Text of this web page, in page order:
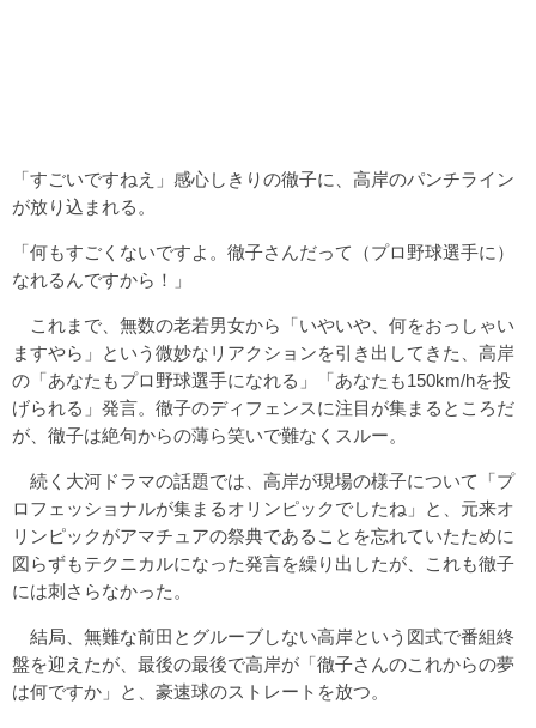
「すごいですねえ」感心しきりの徹子に、高岸のパンチライン
が放り込まれる。
「何もすごくないですよ。徹子さんだって（プロ野球選手に）
なれるんですから！」
これまで、無数の老若男女から「いやいや、何をおっしゃい
ますやら」という微妙なリアクションを引き出してきた、高岸
の「あなたもプロ野球選手になれる」「あなたも150km/hを投
げられる」発言。徹子のディフェンスに注目が集まるところだ
が、徹子は絶句からの薄ら笑いで難なくスルー。
続く大河ドラマの話題では、高岸が現場の様子について「プ
ロフェッショナルが集まるオリンピックでしたね」と、元来オ
リンピックがアマチュアの祭典であることを忘れていたために
図らずもテクニカルになった発言を繰り出したが、これも徹子
には刺さらなかった。
結局、無難な前田とグルーブしない高岸という図式で番組終
盤を迎えたが、最後の最後で高岸が「徹子さんのこれからの夢
は何ですか」と、豪速球のストレートを放つ。